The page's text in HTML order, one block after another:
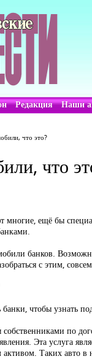
Редакция Наши
что это?
что
многие, ещё бы
банков.
с этим,
чтобы узнать
по
Эта услуга
Таких авто